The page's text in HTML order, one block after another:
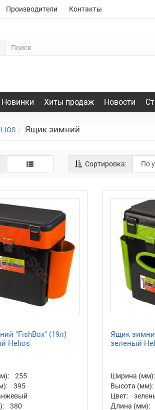
Производители Контакты
Новинки Хиты продаж Новости
Ящик зимний
Сортировка:
"FishBox" (19л)
Helios
255
395
380
Ящик
зеленый
Ширина (мм):
Высота (мм):
Цвет:
Длина (мм):